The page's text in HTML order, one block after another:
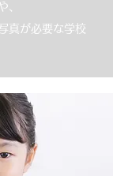
、
真が必要な学校